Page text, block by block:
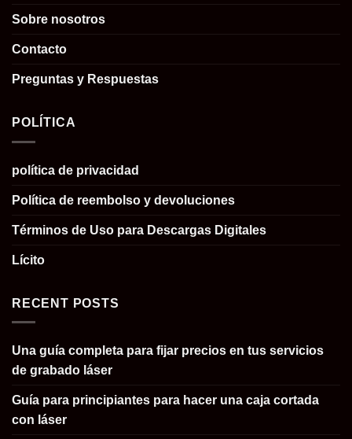
Sobre nosotros
Contacto
Preguntas y Respuestas
POLÍTICA
política de privacidad
Política de reembolso y devoluciones
Términos de Uso para Descargas Digitales
Lícito
RECENT POSTS
Una guía completa para fijar precios en tus servicios
de grabado láser
Guía para principiantes para hacer una caja cortada
con láser